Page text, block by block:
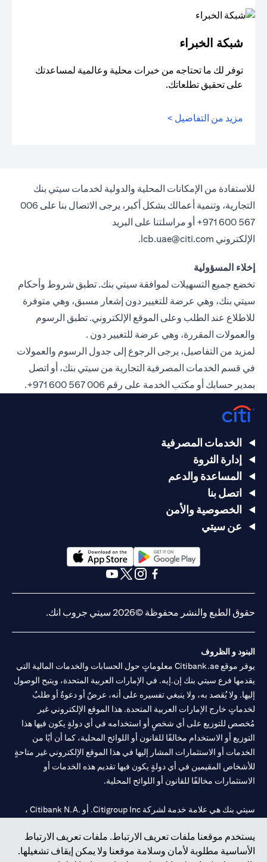
شبكة الخبراء
توفر لك ما تحتاجه من خبرات محلية وعالمية لمساعدتك
على تحقيق تطلعاتك.
مزيد من التفاصيل >
للاستفادة من الإمكانات المحلية والدولية لخدمات سيتي بنك
التجارية، وتنمية أعمالك بشكل أكبر، يرجى الاتصال بنا على 006
567 600 971+ أو مراسلتنا على البريد
الإلكتروني lcb.uae@citi.com
.
إخلاء المسؤولية
تخضع جميع التسهيلات لموافقة سيتي بنك. تطبق شروط وأحكام
سيتي بنك، وهي عرضة للتغيير دون إشعار مسبق، وهي متوفرة
للاطلاع عند الطلب وعلى الموقع الإلكتروني. تطبق الرسوم
والعمولات المقررة، وهي عرضة للتغيير دون .
لمزيد من التفاصيل، يرجى الرجوع إلى جدول الرسوم والعمولات
في قسم الخدمات المصرفية التجارية من سيتي بنك، أو اتصل
بمدير حسابك أو مكتب الخدمة على رقم 006 567 600 971+
.
يستخدم موقعنا ملفات تعريف الارتباط. ملفات تعريف الارتباط
الأساسية مطلوبة لأمان وسلامة موقعنا ولا يمكن إيقاف تشغيلها.
الخدمات المصرفية
إدارة الثروة
المساعدة والدعم
اتصل بنا
الخصوصية والأمن
عن سيتي
(opens in a new tab)
حقوق الطبع والنشر محفوظة ©2026 سيتي جروب انك.
البنود و الظروف
يوفر موقع Citibank.ae معلوماتٍ حول الحسابات والخدمات المالية التي
يقدمها فرع سيتي بنك إن.إيه. في الإمارات العربية المتحدة، ويتيح الوصول
إليها. ولا يُقصد به، ولا ينبغي تفسيره على أنه، عرضٌ أو دعوةٌ أو طلبٌ
لخدماتٍ خارج الإمارات العربية المتحدة. هذا الموقع الإلكتروني غير
مُخصص للتوزيع على أي شخصٍ أو استخدامه في أي دولةٍ يكون فيها هذا
التوزيع أو الاستخدام مخالفًا للقانون أو اللوائح المحلية، كما أن أيًا من
الخدمات أو الاستثمارات المشار إليها في هذا الموقع الإلكتروني غير متاحةٍ
للأشخاص المقيمين في أي دولةٍ يكون فيها تقديم هذه الخدمات أو
الاستثمارات مخالفًا للقانون أو اللوائح المحلية.
سيتي بنك هي علامة خدمة لشركة Citigroup Inc. أو .Citibank N.A ،
سيتي بنك إن. إيه. الإمارات مسجل لدى مصرف الإمارات المركزي تحت